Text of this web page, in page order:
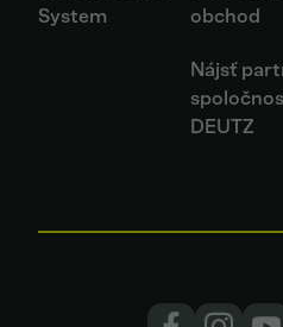
System
obchod
Nájsť
DEUTZ